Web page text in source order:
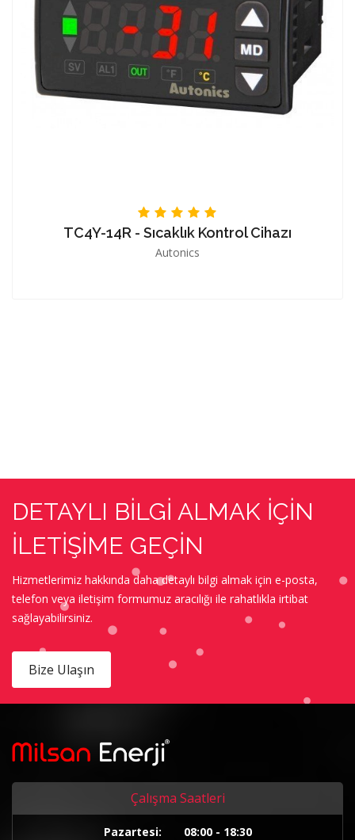
TC4Y-14R - Sıcaklık Kontrol Cihazı
Autonics
DETAYLI BİLGİ ALMAK İÇİN
İLETİŞİME GEÇİN
Hizmetlerimiz hakkında daha detaylı bilgi almak için e-posta,
telefon veya iletişim formumuz aracılığı ile rahatlıkla irtibat
sağlayabilirsiniz.
Bize Ulaşın
Çalışma Saatleri
Pazartesi: 08:00 - 18:30